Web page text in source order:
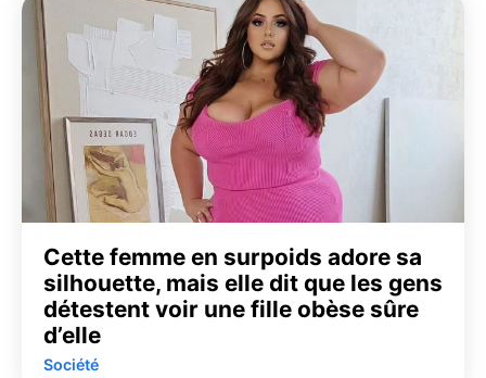
Cette femme en surpoids adore sa
silhouette, mais elle dit que les gens
détestent voir une fille obèse sûre
d’elle
Société